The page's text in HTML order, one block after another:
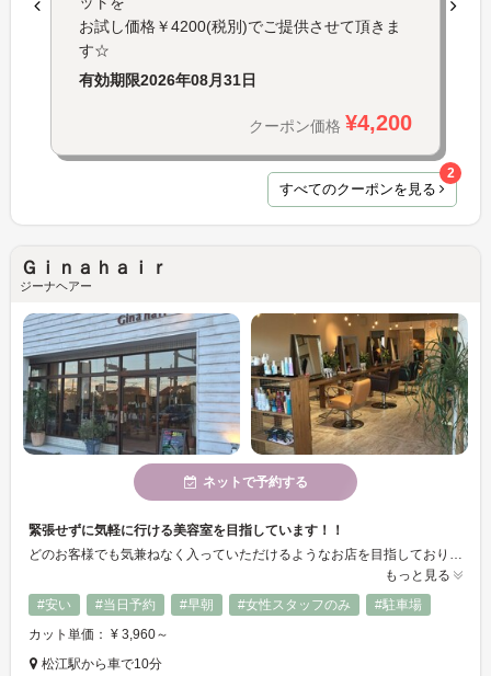
お試し価格￥4200(税別)でご提供させて頂きま
す☆
有効期限2026年08月31日
クーポン価格 ¥4,200
すべてのクーポンを見る
2
Ｇｉｎａｈａｉｒ
ジーナヘアー
ネットで予約する
緊張せずに気軽に行ける美容室を目指しています！！
どのお客様でも気兼ねなく入っていただけるようなお店を目指しております☆静かで落ち着いた店内で幅広い年代のお客様にゆっくりおくつろぎいただけます♪♪また何か髪のお悩みなどありましたらお気軽におっしゃってくださいね！！
もっと見る
#安い
#当日予約 #早朝 #女性スタッフのみ
#駐車場
カット単価： ¥ 3,960～
松江駅から車で10分